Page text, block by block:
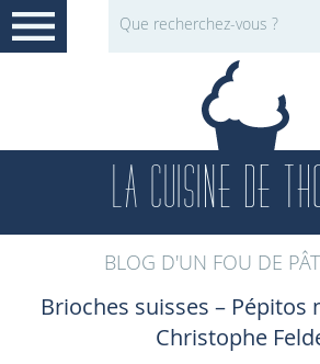
LA CUISINE DE
BLOG D'UN FOU DE
Brioches suisses – Pépitos
Christophe